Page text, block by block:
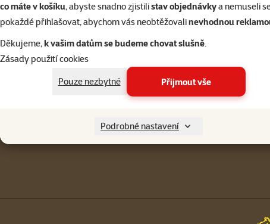
co máte v košíku, abyste snadno zjistilistav objednávkya nemuseli
pokaždé přihlašovat, abychom vás neobtěžovalinevhodnou
Děkujeme,k vašim datům se budeme chovat slušně.
Zásady použití cookies
Pouze nezbytné
Přijmout vše
Podrobné nastavení
Napište nám
eshop@superzoo.cz
321 000 180
Pro zákazníky